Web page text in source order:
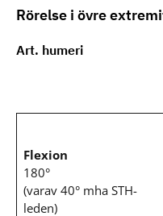
Rörelse i övre
Art. humeri
Flexion
180°
(varav 40° mha STH-
leden)